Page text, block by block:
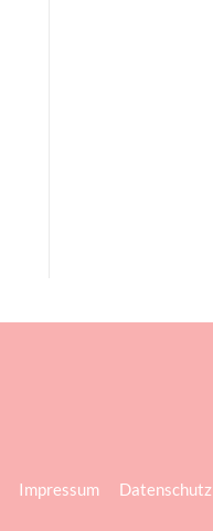
Impressum Datenschutz